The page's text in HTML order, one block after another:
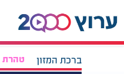
ברכת המזון